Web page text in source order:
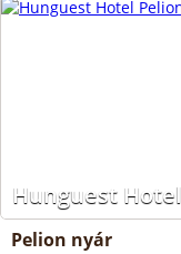
Hunguest
Pelion nyár